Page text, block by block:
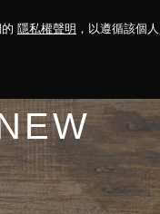
隱私權聲明 ，以遵循該個
菁英招募 最新消息